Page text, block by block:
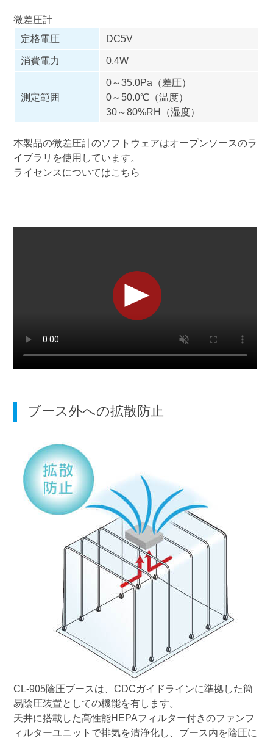
微差圧計
定格電圧
DC5V
消費電力
0.4W
測定範囲
0～35.0Pa（差圧）
0～50.0℃（温度）
30～80%RH（湿度）
本製品の微差圧計のソフトウェアはオープンソースのラ
イブラリを使用しています。
ライセンスについてはこちら
ブース外への拡散防止
CL-905陰圧ブースは、CDCガイドラインに準拠した簡
易陰圧装置としての機能を有します。
天井に搭載した高性能HEPAフィルター付きのファンフ
ィルターユニットで排気を清浄化し、ブース内を陰圧に